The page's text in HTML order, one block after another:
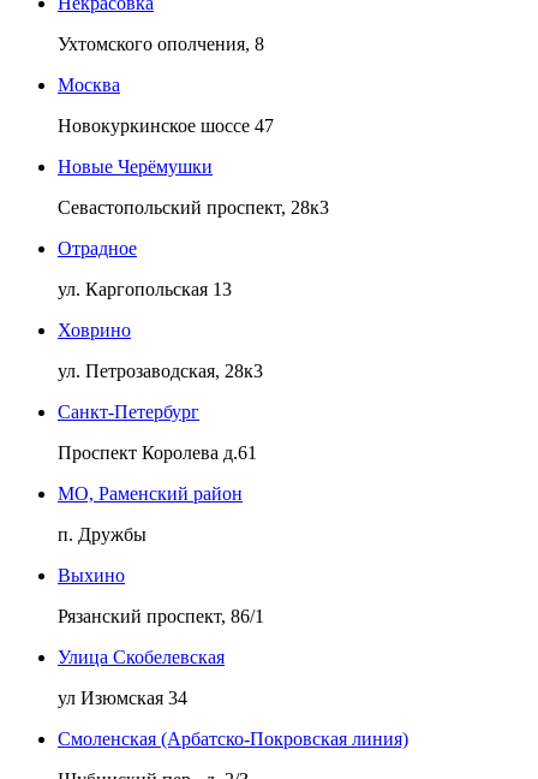
Ухтомского ополчения, 8
Москва
Новокуркинское шоссе 47
Новые Черёмушки
Севастопольский проспект, 28к3
Отрадное
ул. Каргопольская 13
Ховрино
ул. Петрозаводская, 28к3
Санкт-Петербург
Проспект Королева д.61
МО, Раменский район
п. Дружбы
Выхино
Рязанский проспект, 86/1
Улица Скобелевская
ул Изюмская 34
Смоленская (Арбатско-Покровская линия)